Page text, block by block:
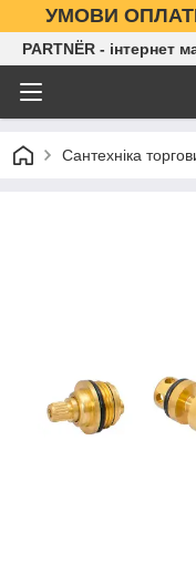
УМОВИ
PARTNЁR - інтернет
Сантехніка